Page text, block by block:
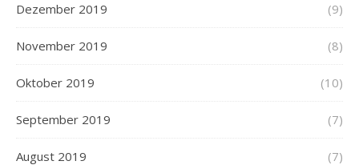
Dezember 2019 (9)
November 2019 (8)
Oktober 2019 (10)
September 2019 (7)
August 2019 (7)